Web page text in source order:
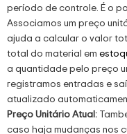
período de controle. É o
Associamos um preço
ajuda a calcular o valor
total do material em
a quantidade pelo preço
registramos entradas e
atualizado
Preço Unitário Atual:
caso haja mudanças nos